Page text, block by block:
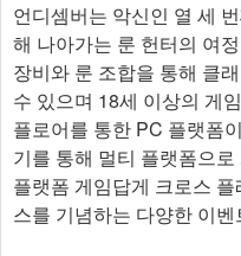
언디셈버는 악신인 열 세
해 나아가는 룬 헌터의 여
장비와 룬 조합을 통해 클
수 있으며 18세 이상의 게
플로어를 통한 PC 플랫폼
기를 통해 멀티 플랫폼으
플랫폼 게임답게 크로스
스를 기념하는 다양한 이